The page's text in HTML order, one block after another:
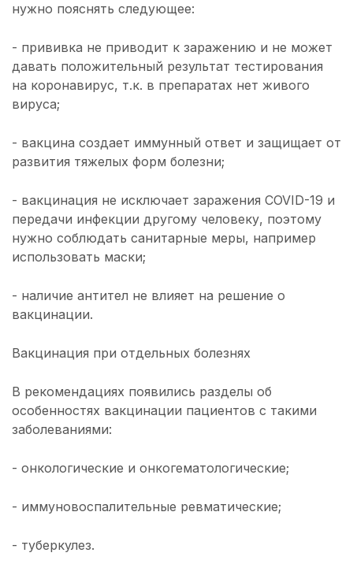
нужно пояснять следующее:
- прививка не приводит к заражению и не может
давать положительный результат тестирования
на коронавирус, т.к. в препаратах нет живого
вируса;
- вакцина создает иммунный ответ и защищает от
развития тяжелых форм болезни;
- вакцинация не исключает заражения COVID-19 и
передачи инфекции другому человеку, поэтому
нужно соблюдать санитарные меры, например
использовать маски;
- наличие антител не влияет на решение о
вакцинации.
Вакцинация при отдельных болезнях
В рекомендациях появились разделы об
особенностях вакцинации пациентов с такими
заболеваниями:
- онкологические и онкогематологические;
- иммуновоспалительные ревматические;
- туберкулез.